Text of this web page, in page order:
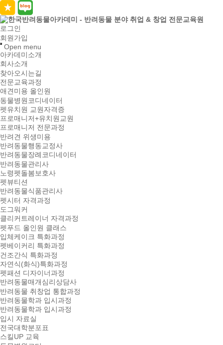
로그인
회원가입
Open menu
아카데미소개
회사소개
찾아오시는길
전문교육과정
애견미용 올인원
동물병원코디네이터
펫유치원 교원자격증
프로매니저+유치원교원
프로매니저 전문과정
반려견 위생미용
반려동물행동교정사
반려동물장례코디네이터
반려동물관리사
노령펫돌봄보호사
펫뷰티션
반려동물식품관리사
펫시터 자격과정
도그워커
클리커트레이너 자격과정
펫푸드 올인원 클래스
입체케이크 특화과정
펫베이커리 특화과정
건조간식 특화과정
자연식(화식)특화과정
펫패션 디자이너과정
반려동물매개심리상담사
반려동물 취창업 통합과정
반려동물학과 입시과정
반려동물학과 입시과정
입시 자료실
전국대학분포표
스킬UP 교육